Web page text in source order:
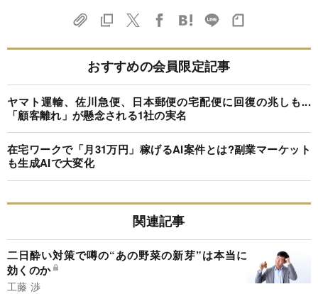
おすすめの会員限定記事
ヤマト運輸、佐川急便、日本郵便の宅配便に回復の兆しも...
「顧客離れ」が懸念される1社の実名
在宅ワークで「月31万円」稼げるAI案件とは?副業マーケット
も生成AIで大変化
関連記事
二日酔い対策で噂の“あの野菜の新芽”は本当に
効くのか
工藤 渉